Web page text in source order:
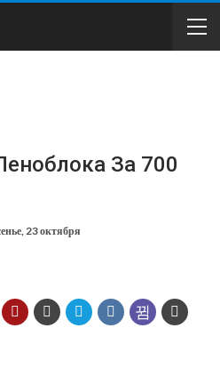
За 700
23 октября